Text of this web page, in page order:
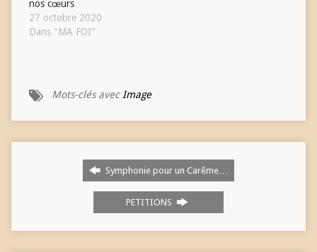
nos cœurs
27 octobre 2020
Dans "MA FOI"
Mots-clés avecImage
Symphonie pour un Carême…
PETITIONS